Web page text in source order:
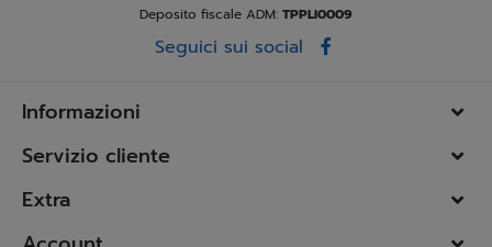
Deposito fiscale ADM: TPPLI0009
Seguici sui social
Informazioni
Servizio cliente
Extra